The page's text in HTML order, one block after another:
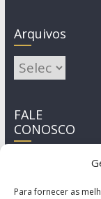
Para fornecer as
Arquivos
Arquivos
FALE
CONOSCO